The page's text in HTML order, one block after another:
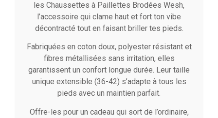
les Chaussettes à Paillettes Brodées Wesh,
l’accessoire qui clame haut et fort ton vibe
décontracté tout en faisant briller tes pieds.
Fabriquées en coton doux, polyester résistant et
fibres métallisées sans irritation, elles
garantissent un confort longue durée. Leur taille
unique extensible (36-42) s’adapte à tous les
pieds avec un maintien parfait.
Offre-les pour un cadeau qui sort de l’ordinaire,